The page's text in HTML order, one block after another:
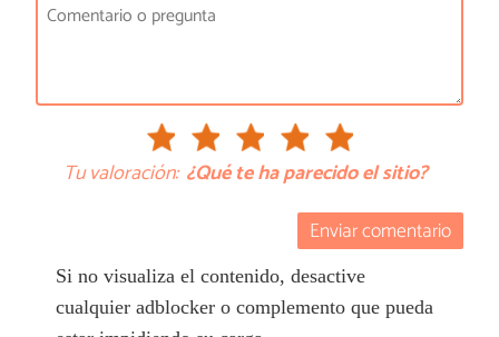
Tu valoración: ¿Qué te ha parecido el sitio?
Enviar comentario
Si no visualiza el contenido, desactive
cualquier adblocker o complemento que pueda